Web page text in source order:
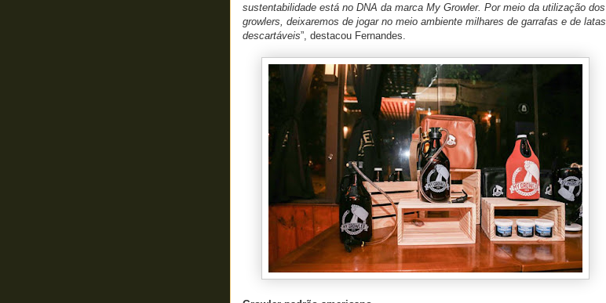
sustentabilidade está no DNA da marca My Growler. Por meio da utilização dos
growlers, deixaremos de jogar no meio ambiente milhares de garrafas e de latas
descartáveis”, destacou Fernandes.